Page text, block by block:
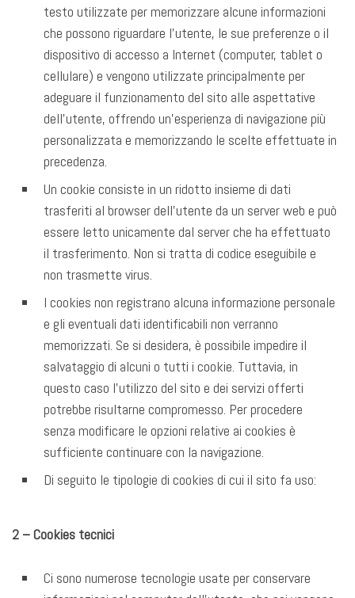
testo utilizzate per memorizzare alcune informazioni
che possono riguardare l’utente, le sue preferenze o il
dispositivo di accesso a Internet (computer, tablet o
cellulare) e vengono utilizzate principalmente per
adeguare il funzionamento del sito alle aspettative
dell’utente, offrendo un’esperienza di navigazione più
personalizzata e memorizzando le scelte effettuate in
precedenza.
Un cookie consiste in un ridotto insieme di dati
trasferiti al browser dell’utente da un server web e può
essere letto unicamente dal server che ha effettuato
il trasferimento. Non si tratta di codice eseguibile e
non trasmette virus.
I cookies non registrano alcuna informazione personale
e gli eventuali dati identificabili non verranno
memorizzati. Se si desidera, è possibile impedire il
salvataggio di alcuni o tutti i cookie. Tuttavia, in
questo caso l’utilizzo del sito e dei servizi offerti
potrebbe risultarne compromesso. Per procedere
senza modificare le opzioni relative ai cookies è
sufficiente continuare con la navigazione.
Di seguito le tipologie di cookies di cui il sito fa uso:
2 – Cookies tecnici
Ci sono numerose tecnologie usate per conservare